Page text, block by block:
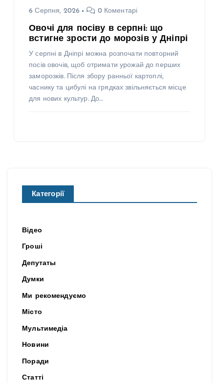
6 Серпня, 2026 0 Коментарі
Овочі для посіву в серпні: що
встигне зрости до морозів у Дніпрі
У серпні в Дніпрі можна розпочати повторний
посів овочів, щоб отримати урожай до перших
заморозків. Після збору ранньої картоплі,
часнику та цибулі на грядках звільняється місце
для нових культур. До…
Категорії
Відео
Гроші
Депутаты
Думки
Ми рекомендуємо
Місто
Мультимедіа
Новини
Поради
Статті